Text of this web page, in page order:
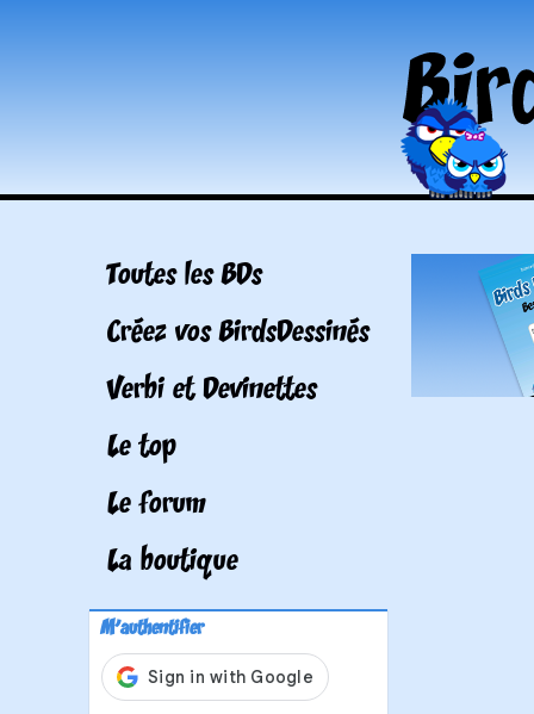
Toutes les BDs
Créez vos BirdsDessinés
Verbi et Devinettes
Le top
Le forum
La boutique
M'authentifier